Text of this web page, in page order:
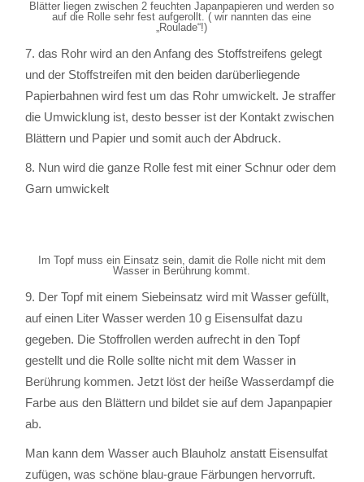
Blätter liegen zwischen 2 feuchten Japanpapieren und werden so
auf die Rolle sehr fest aufgerollt. ( wir nannten das eine
„Roulade“!)
7. das Rohr wird an den Anfang des Stoffstreifens gelegt
und der Stoffstreifen mit den beiden darüberliegende
Papierbahnen wird fest um das Rohr umwickelt. Je straffer
die Umwicklung ist, desto besser ist der Kontakt zwischen
Blättern und Papier und somit auch der Abdruck.
8. Nun wird die ganze Rolle fest mit einer Schnur oder dem
Garn umwickelt
Im Topf muss ein Einsatz sein, damit die Rolle nicht mit dem
Wasser in Berührung kommt.
9. Der Topf mit einem Siebeinsatz wird mit Wasser gefüllt,
auf einen Liter Wasser werden 10 g Eisensulfat dazu
gegeben. Die Stoffrollen werden aufrecht in den Topf
gestellt und die Rolle sollte nicht mit dem Wasser in
Berührung kommen. Jetzt löst der heiße Wasserdampf die
Farbe aus den Blättern und bildet sie auf dem Japanpapier
ab.
Man kann dem Wasser auch Blauholz anstatt Eisensulfat
zufügen, was schöne blau-graue Färbungen hervorruft.